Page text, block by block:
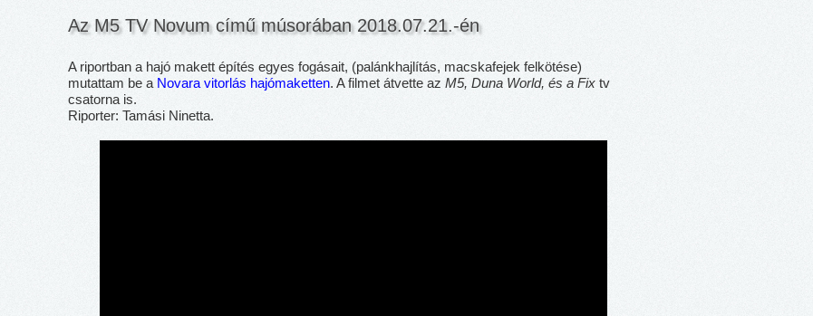
Az M5 TV Novum című músorában 2018.07.21.-én
A riportban a hajó makett építés egyes fogásait, (palánkhajlítás, macskafejek felkötése)
mutattam be a Novara vitorlás hajómaketten. A filmet átvette az M5, Duna World, és a Fix tv
csatorna is.
Riporter: Tamási Ninetta.